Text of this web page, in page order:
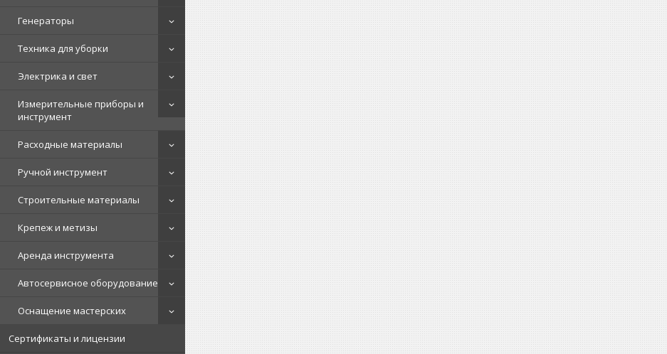
Генераторы
Техника для уборки
Электрика и свет
Измерительные приборы и
инструмент
Расходные материалы
Ручной инструмент
Строительные материалы
Крепеж и метизы
Аренда инструмента
Автосервисное оборудование
Оснащение мастерских
Сертификаты и лицензии